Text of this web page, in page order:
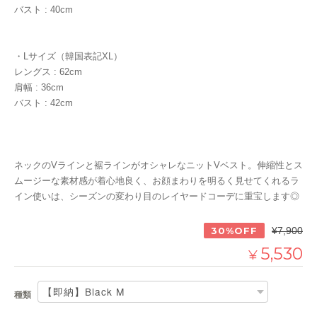
バスト : 40cm
・Lサイズ（韓国表記XL）
レングス : 62cm
肩幅 : 36cm
バスト : 42cm
ネックのVラインと裾ラインがオシャレなニットVベスト。伸縮性とス
ムージーな素材感が着心地良く、お顔まわりを明るく見せてくれるラ
イン使いは、シーズンの変わり目のレイヤードコーデに重宝します◎
30%OFF ¥7,900
¥ 5,530
種類